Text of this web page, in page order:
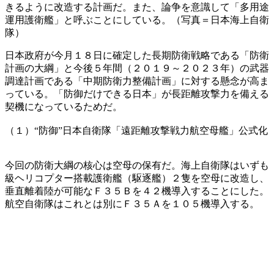
きるように改造する計画だ。また、論争を意識して「多用途
運用護衛艦」と呼ぶことにしている。（写真＝日本海上自衛
隊）
日本政府が今月１８日に確定した長期防衛戦略である「防衛
計画の大綱」と今後５年間（２０１９～２０２３年）の武器
調達計画である「中期防衛力整備計画」に対する懸念が高ま
っている。「防御だけできる日本」が長距離攻撃力を備える
契機になっているためだ。
（１）“防御”日本自衛隊「遠距離攻撃戦力航空母艦」公式化
今回の防衛大綱の核心は空母の保有だ。海上自衛隊はいずも
級ヘリコプター搭載護衛艦（駆逐艦）２隻を空母に改造し、
垂直離着陸が可能なＦ３５Ｂを４２機導入することにした。
航空自衛隊はこれとは別にＦ３５Ａを１０５機導入する。